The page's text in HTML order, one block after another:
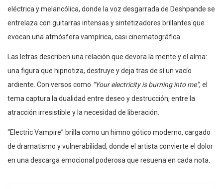
eléctrica y melancólica, donde la voz desgarrada de Deshpande se
entrelaza con guitarras intensas y sintetizadores brillantes que
evocan una atmósfera vampírica, casi cinematográfica.
Las letras describen una relación que devora la mente y el alma:
una figura que hipnotiza, destruye y deja tras de sí un vacío
ardiente. Con versos como “Your electricity is burning into me”, el
tema captura la dualidad entre deseo y destrucción, entre la
atracción irresistible y la necesidad de liberación.
“Electric Vampire” brilla como un himno gótico moderno, cargado
de dramatismo y vulnerabilidad, donde el artista convierte el dolor
en una descarga emocional poderosa que resuena en cada nota.